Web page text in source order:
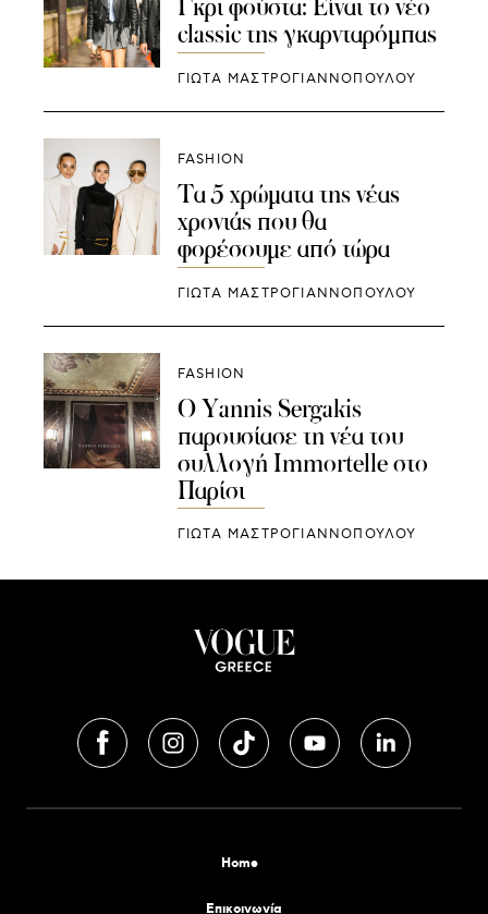
Γκρι φούστα: Είναι το νέο
classic της γκαρνταρόμπας
ΓΙΩΤΑ ΜΑΣΤΡΟΓΙΑΝΝΟΠΟΥΛΟΥ
FASHION
Τα 5 χρώματα της νέας
χρονιάς που θα
φορέσουμε από τώρα
ΓΙΩΤΑ ΜΑΣΤΡΟΓΙΑΝΝΟΠΟΥΛΟΥ
FASHION
Ο Yannis Sergakis
παρουσίασε τη νέα του
συλλογή Immortelle στο
Παρίσι
ΓΙΩΤΑ ΜΑΣΤΡΟΓΙΑΝΝΟΠΟΥΛΟΥ
Home
Επικοινωνία